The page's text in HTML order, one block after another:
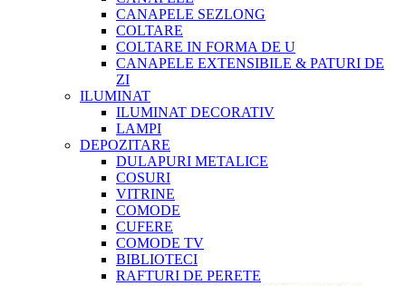
CANAPELE SEZLONG
COLTARE
COLTARE IN FORMA DE U
CANAPELE EXTENSIBILE & PATURI DE
ZI
ILUMINAT
ILUMINAT DECORATIV
LAMPI
DEPOZITARE
DULAPURI METALICE
COSURI
VITRINE
COMODE
CUFERE
COMODE TV
BIBLIOTECI
RAFTURI DE PERETE